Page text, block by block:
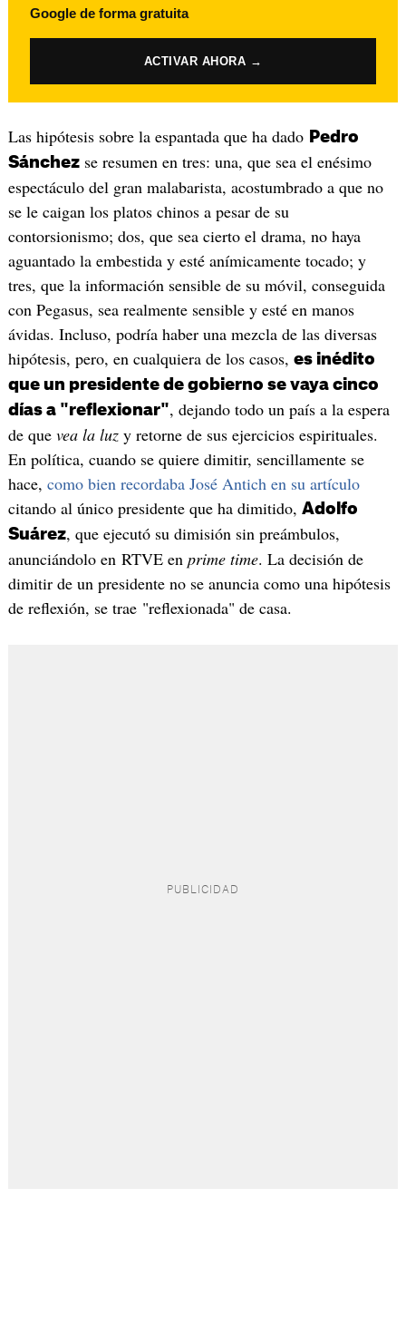
Google de forma gratuita
ACTIVAR AHORA →
Las hipótesis sobre la espantada que ha dado Pedro
Sánchezse resumen en tres: una, que sea el enésimo
espectáculo del gran malabarista, acostumbrado a que no
se le caigan los platos chinos a pesar de su
contorsionismo; dos, que sea cierto el drama, no haya
aguantado la embestida y esté anímicamente tocado; y
tres, que la información sensible de su móvil, conseguida
con Pegasus, sea realmente sensible y esté en manos
ávidas. Incluso, podría haber una mezcla de las diversas
hipótesis, pero, en cualquiera de los casos, es inédito
que un presidente de gobierno se vaya cinco
días a "reflexionar", dejando todo un país a la espera
de que vea la luzy retorne de sus ejercicios espirituales.
En política, cuando se quiere dimitir, sencillamente se
hace, como bien recordaba José Antich en su artículo
citando al único presidente que ha dimitido, Adolfo
Suárez, que ejecutó su dimisión sin preámbulos,
anunciándolo en RTVE en prime time. La decisión de
dimitir de un presidente no se anuncia como una hipótesis
de reflexión, se trae "reflexionada" de casa.